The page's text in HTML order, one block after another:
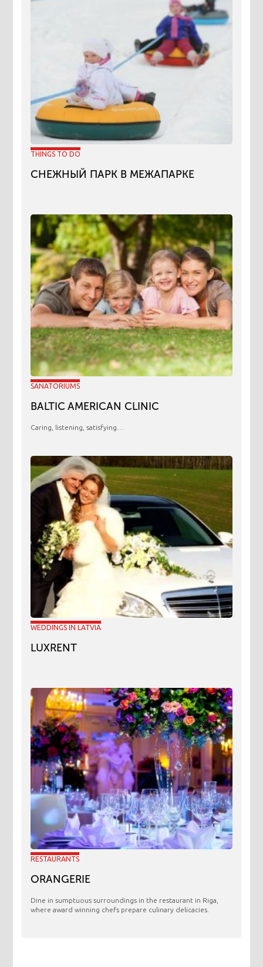
THINGS TO DO
СНЕЖНЫЙ ПАРК В МЕЖАПАРКЕ
SANATORIUMS
BALTIC AMERICAN CLINIC
Caring, listening, satisfying…
WEDDINGS IN LATVIA
LUXRENT
RESTAURANTS
ORANGERIE
​Dine in sumptuous surroundings in the restaurant in Riga,
where award winning chefs prepare culinary delicacies.